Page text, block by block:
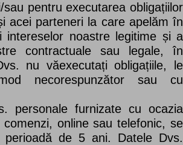
pentru executarea obligațiilor
acei parteneri la care apelăm în
intereselor noastre legitime și a
contractuale sau legale, în
nu văexecutați obligațiile, le
necorespunzător sau cu
furnizate cu ocazia
online sau telefonic, se
de 5 ani. Datele Dvs.